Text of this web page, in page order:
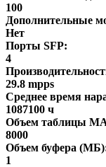
100
Дополнительные
Нет
Порты SFP:
4
29.8 mpps
Среднее время
1087100 ч
Объем таблицы
8000
Объем буфера
1